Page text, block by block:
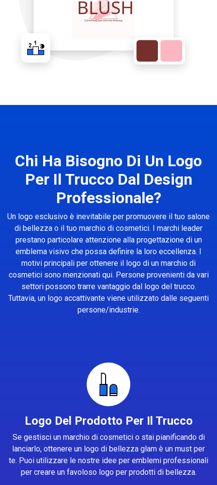
Chi Ha Bisogno Di Un Logo
Per Il Trucco Dal Design
Professionale?
Un logo esclusivo è inevitabile per promuovere il tuo salone
di bellezza o il tuo marchio di cosmetici. I marchi leader
prestano particolare attenzione alla progettazione di un
emblema visivo che possa definire la loro eccellenza. I
motivi principali per ottenere il logo di un marchio di
cosmetici sono menzionati qui. Persone provenienti da vari
settori possono trarre vantaggio dal logo del trucco.
Tuttavia, un logo accattivante viene utilizzato dalle seguenti
persone/industrie.
Logo Del Prodotto Per Il Trucco
Se gestisci un marchio di cosmetici o stai pianificando di
lanciarlo, ottenere un logo di bellezza glam è un must per
te. Puoi utilizzare le nostre idee per emblemi professionali
per creare un favoloso logo per prodotti di bellezza.